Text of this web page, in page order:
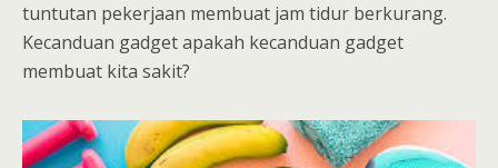
tuntutan pekerjaan membuat jam tidur berkurang.
Kecanduan gadget apakah kecanduan gadget
membuat kita sakit?